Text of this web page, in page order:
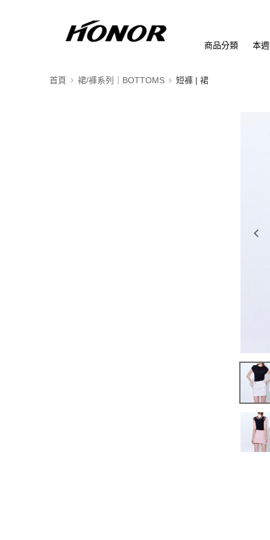
商品分類 本
首頁 裙/褲系列｜BOTTOMS 短褲 | 裙